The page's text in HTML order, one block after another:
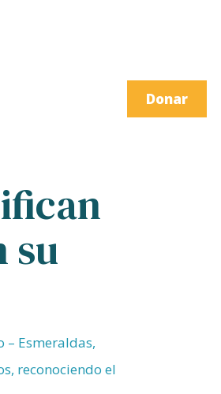
Donar
su
– Esmeraldas,
reconociendo el